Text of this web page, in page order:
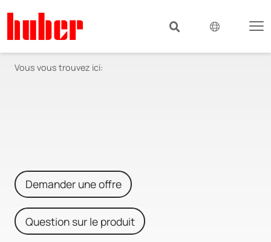
Vous vous trouvez ici:
Demander une offre
Question sur le produit